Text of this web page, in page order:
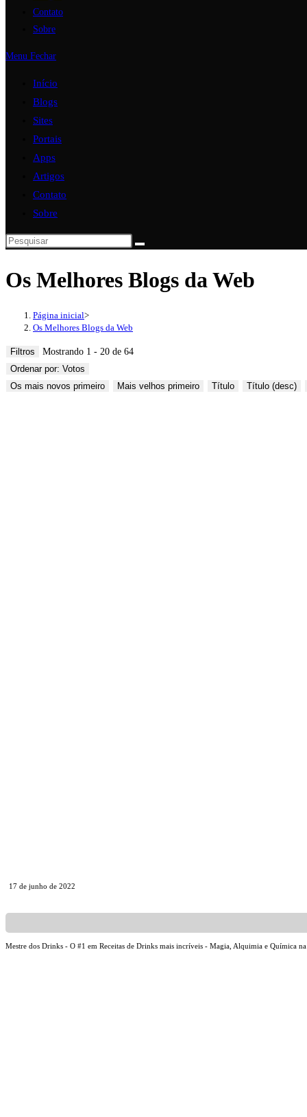
Contato
Sobre
Menu Fechar
Início
Blogs
Sites
Portais
Apps
Artigos
Contato
Sobre
Os Melhores Blogs da Web
Página inicial>
Os Melhores Blogs da Web
Filtros
Mostrando 1 - 20 de 64
Ordenar por: Votos
Os mais novos primeiro
Mais velhos primeiro Título Título (desc)
17 de junho de 2022
Mestre dos Drinks - O #1 em Receitas de Drinks mais incríveis - Magia, Alquimia e Química